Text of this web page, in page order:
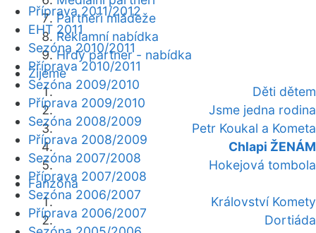
Partneři mládeže
Reklamní nabídka
Hrdý partner - nabídka
Žijeme
Děti dětem
Jsme jedna rodina
Petr Koukal a Kometa
Chlapi ŽENÁM
Hokejová tombola
Fanzóna
Království Komety
Dortiáda
Příprava 2011/2012
EHT 2011
Sezóna 2010/2011
Příprava 2010/2011
Sezóna 2009/2010
Příprava 2009/2010
Sezóna 2008/2009
Příprava 2008/2009
Sezóna 2007/2008
Příprava 2007/2008
Sezóna 2006/2007
Příprava 2006/2007